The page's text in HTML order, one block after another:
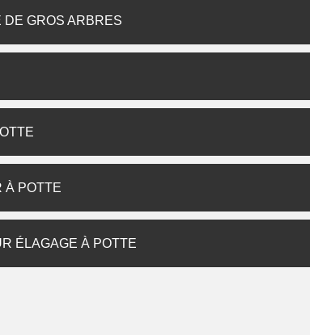
DE GROS ARBRES
À POTTE
ÉLAGAGE À POTTE